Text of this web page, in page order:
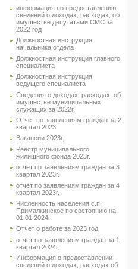
информация по предоставлению
сведений о доходах, расходах, об
имуществе депутатами СМС за
2022 год
Должностная инструкция
начальника отдела
Должностная инструкция главного
специалиста
Должностная инструкция
ведущего специалиста
Сведения о доходах, расходах, об
имуществе муниципальных
служащих за 2022г.
Отчет по заявлениям граждан за 2
квартал 2023
Вакансии 2023г.
Реестр муниципального
жилищного фонда 2023г.
отчет по заявлениям граждан за 3
квартал 2023г.
отчет по заявлениям граждан за 4
квартал 2023г.
Численность населения с.п.
Прималкинское по состоянию на
01.01.2024г.
Отчет о работе за 2023 год
отчет по заявлениям граждан за 1
квартал 2024г.
Информация о предоставлении
сведений о доходах, расходах об